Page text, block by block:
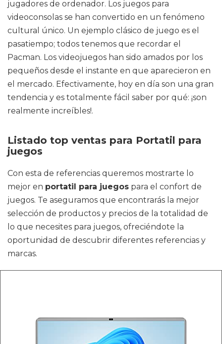
jugadores de ordenador. Los juegos para
videoconsolas se han convertido en un fenómeno
cultural único. Un ejemplo clásico de juego es el
pasatiempo; todos tenemos que recordar el
Pacman. Los videojuegos han sido amados por los
pequeños desde el instante en que aparecieron en
el mercado. Efectivamente, hoy en día son una gran
tendencia y es totalmente fácil saber por qué: ¡son
realmente increíbles!.
Listado top ventas para Portatil para
juegos
Con esta de referencias queremos mostrarte lo
mejor en portatil para juegos para el confort de
juegos. Te aseguramos que encontrarás la mejor
selección de productos y precios de la totalidad de
lo que necesites para juegos, ofreciéndote la
oportunidad de descubrir diferentes referencias y
marcas.